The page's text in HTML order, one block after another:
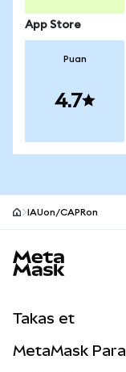
App Store
Puan
4.7
IAUon/CAPRon
Takas et
MetaMask Para